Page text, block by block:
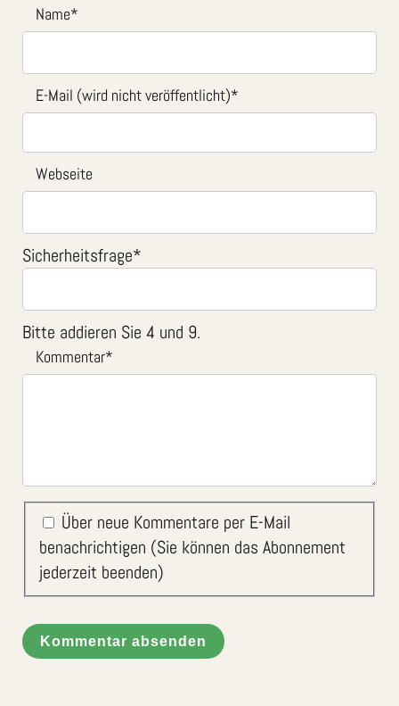
Name*
E-Mail (wird nicht veröffentlicht)*
Webseite
Sicherheitsfrage*
Bitte addieren Sie 4 und 9.
Kommentar*
Über neue Kommentare per E-Mail
benachrichtigen (Sie können das Abonnement
jederzeit beenden)
Kommentar absenden